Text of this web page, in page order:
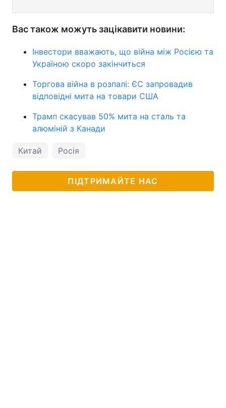
Вас також можуть зацікавити новини:
Інвестори вважають, що війна між Росією та
Україною скоро закінчиться
Торгова війна в розпалі: ЄС запровадив
відповідні мита на товари США
Трамп скасував 50% мита на сталь та
алюміній з Канади
Китай Росія
ПІДТРИМАЙТЕ НАС